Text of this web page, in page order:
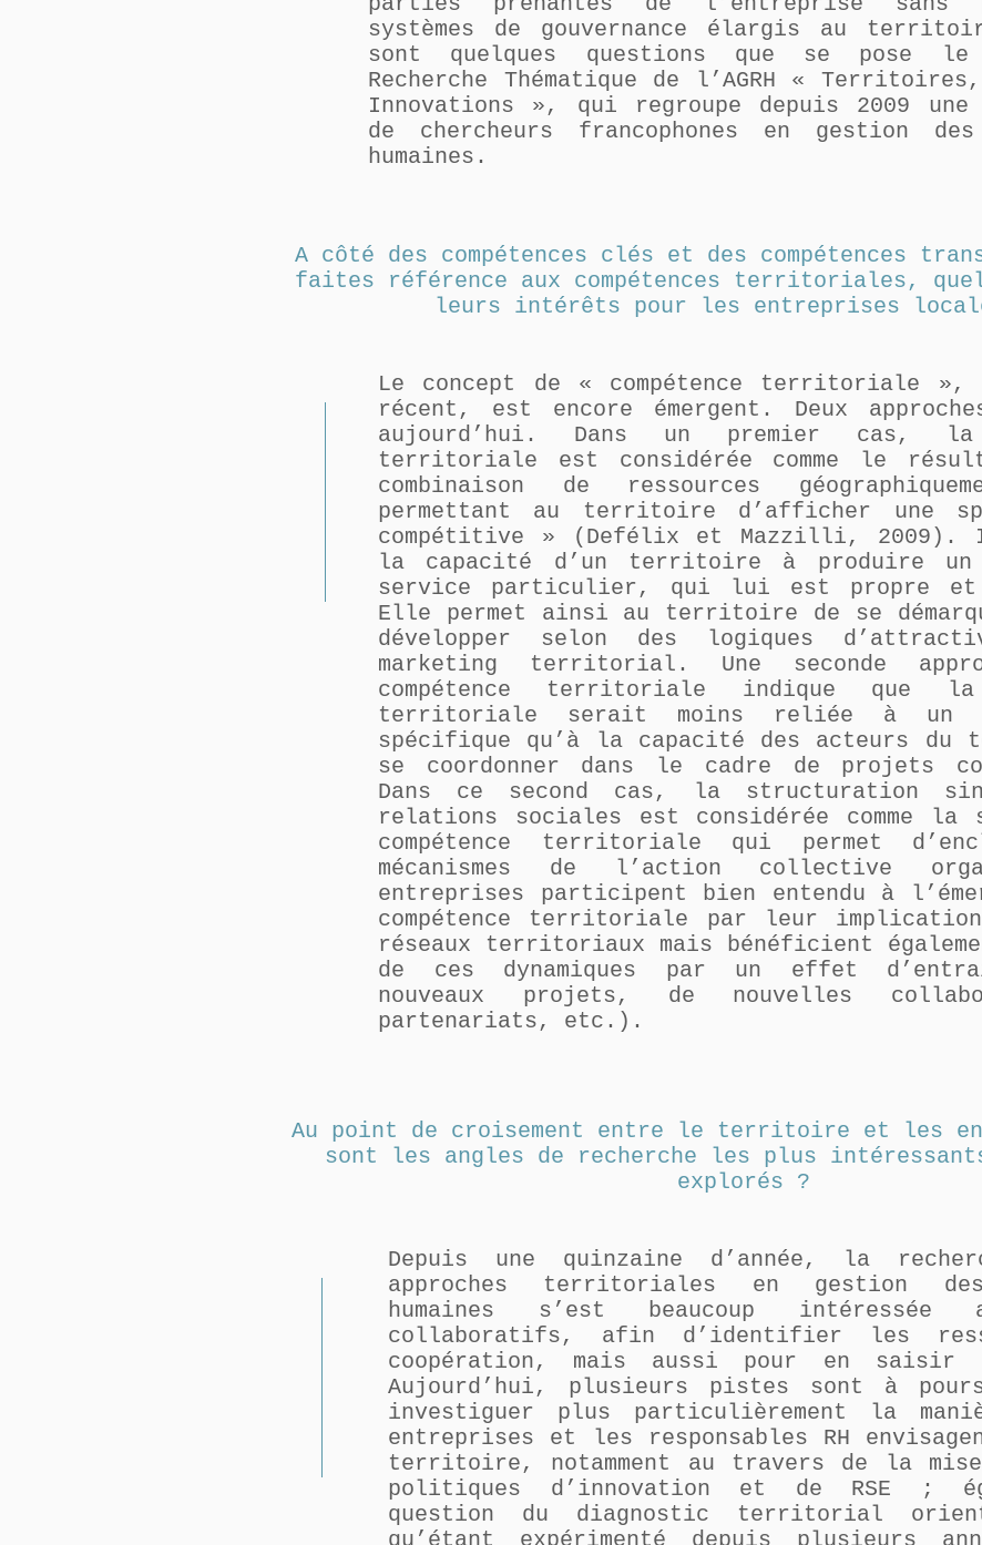
systèmes de gouvernance élargis au
sont quelques questions que se pose le
Recherche Thématique de l’AGRH «
Innovations », qui regroupe depuis 2009 une
de chercheurs francophones en gestion des
humaines.
A côté des compétences clés et des compétences
faites référence aux compétences territoriales,
leurs intérêts pour les entreprises
Le concept de « compétence territoriale »,
récent, est encore émergent. Deux
aujourd’hui. Dans un premier cas, la
territoriale est considérée comme le
combinaison de ressources
permettant au territoire d’afficher une
compétitive » (Defélix et Mazzilli, 2009).
la capacité d’un territoire à produire un
service particulier, qui lui est propre et
Elle permet ainsi au territoire de se
développer selon des logiques
marketing territorial. Une seconde
compétence territoriale indique que la
territoriale serait moins reliée à un
spécifique qu’à la capacité des acteurs
se coordonner dans le cadre de projets
Dans ce second cas, la structuration
relations sociales est considérée comme la
compétence territoriale qui permet
mécanismes de l’action collective
entreprises participent bien entendu à
compétence territoriale par leur
réseaux territoriaux mais bénéficient
de ces dynamiques par un effet
nouveaux projets, de nouvelles
partenariats, etc.).
Au point de croisement entre le territoire et les
sont les angles de recherche les plus
explorés ?
Depuis une quinzaine d’année, la
approches territoriales en gestion des
humaines s’est beaucoup intéressée
collaboratifs, afin d’identifier les
coopération, mais aussi pour en
Aujourd’hui, plusieurs pistes sont à
investiguer plus particulièrement la
entreprises et les responsables RH
territoire, notamment au travers de la
politiques d’innovation et de RSE ;
question du diagnostic territorial